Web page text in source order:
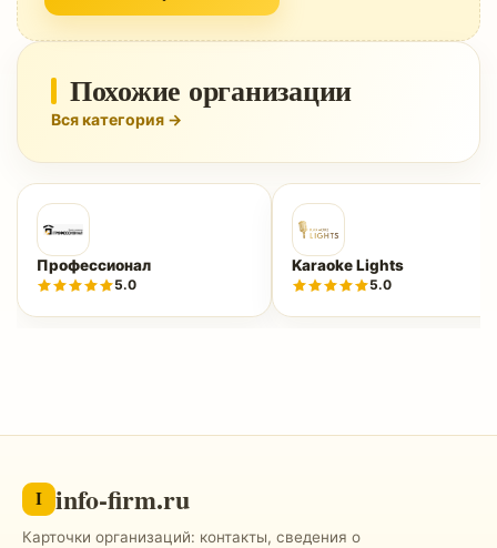
Похожие организации
Вся категория →
Профессионал
5.0
Karaoke Lights
5.0
I info-firm.ru
Карточки организаций: контакты, сведения о